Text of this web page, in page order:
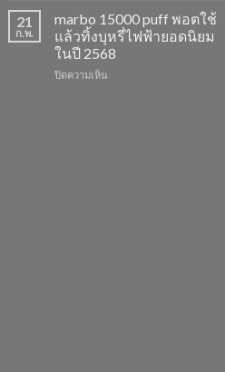
ปี
2568
ไม่
ควร
พลาด
ในปี
2568
switch
และ
พอต
ใช้
แล้ว
21
ก.พ.
marbo 15000 puff พอตใช้
แล้วทิ้งบุหรี่ไฟฟ้ายอดนิยม
ในปี 2568
ปิดความเห็น